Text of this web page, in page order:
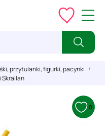
przytulanki, figurki, pacynki
Skrallan
0